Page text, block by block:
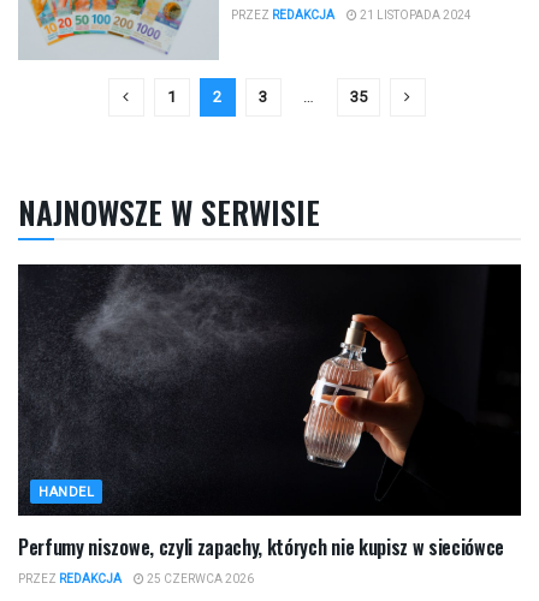
PRZEZ REDAKCJA 21 LISTOPADA 2024
1 2 3 … 35
NAJNOWSZE W SERWISIE
HANDEL
Perfumy niszowe, czyli zapachy, których nie kupisz w sieciówce
PRZEZ REDAKCJA 25 CZERWCA 2026